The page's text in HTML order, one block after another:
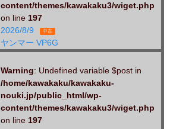
content/themes/kawakaku3/wiget.php
on line 197
2026/8/9
中古
ヤンマー VP6G
Warning: Undefined variable $post in
/home/kawakaku/kawakaku-
nouki.jp/public_html/wp-
content/themes/kawakaku3/wiget.php
on line 197